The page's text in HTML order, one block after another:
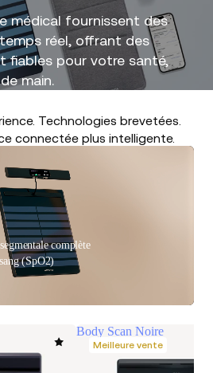
médical fournissent des
réel, offrant des
fiables pour votre santé,
main.
Technologies brevetées.
connectée plus intelligente.
complète
(SpO2)
Body Scan Noire
Meilleure vente